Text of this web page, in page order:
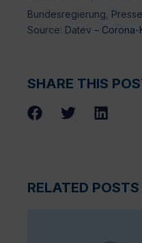
Bundesregierung,
Source: Datev – Corona-
SHARE THIS
RELATED POSTS